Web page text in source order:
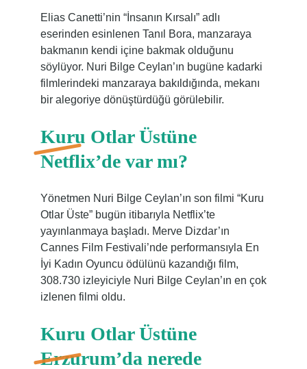
Elias Canetti’nin “İnsanın Kırsalı” adlı
eserinden esinlenen Tanıl Bora, manzaraya
bakmanın kendi içine bakmak olduğunu
söylüyor. Nuri Bilge Ceylan’ın bugüne kadarki
filmlerindeki manzaraya bakıldığında, mekanı
bir alegoriye dönüştürdüğü görülebilir.
Kuru Otlar Üstüne
Netflix’de var mı?
Yönetmen Nuri Bilge Ceylan’ın son filmi “Kuru
Otlar Üste” bugün itibarıyla Netflix’te
yayınlanmaya başladı. Merve Dizdar’ın
Cannes Film Festivali’nde performansıyla En
İyi Kadın Oyuncu ödülünü kazandığı film,
308.730 izleyiciyle Nuri Bilge Ceylan’ın en çok
izlenen filmi oldu.
Kuru Otlar Üstüne
Erzurum’da nerede